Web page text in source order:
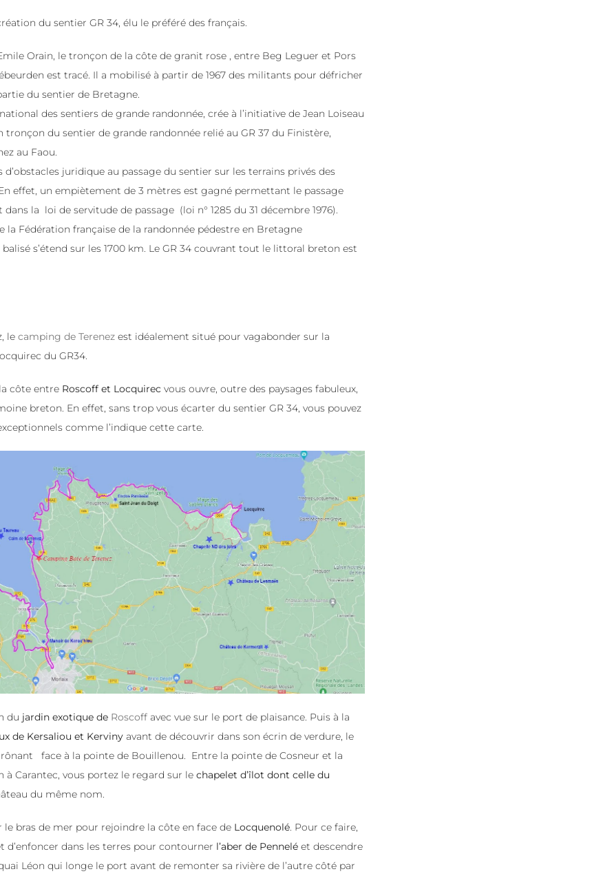
du sentier GR 34, élu le préféré des français.
Orain, le tronçon de la côte de granit rose , entre Beg Leguer et Pors
est tracé. Il a mobilisé à partir de 1967 des militants pour défricher
du sentier de Bretagne.
des sentiers de grande randonnée, crée à l’initiative de Jean Loiseau
tronçon du sentier de grande randonnée relié au GR 37 du Finistère,
au Faou.
d’obstacles juridique au passage du sentier sur les terrains privés des
effet, un empiètement de 3 mètres est gagné permettant le passage
la loi de servitude de passage (loi n° 1285 du 31 décembre 1976).
la Fédération française de la randonnée pédestre en Bretagne
balisé s’étend sur les 1700 km. Le GR 34 couvrant tout le littoral breton est
le camping de Terenez est idéalement situé pour vagabonder sur la
du GR34.
côte entre Roscoff et Locquirec vous ouvre, outre des paysages fabuleux,
breton. En effet, sans trop vous écarter du sentier GR 34, vous pouvez
comme l’indique cette carte.
du jardin exotique de Roscoff avec vue sur le port de plaisance. Puis à la
de Kersaliou et Kerviny avant de découvrir dans son écrin de verdure, le
face à la pointe de Bouillenou. Entre la pointe de Cosneur et la
à Carantec, vous portez le regard sur lechapelet d’îlot dont celle du
du même nom.
le bras de mer pour rejoindre la côte en face de Locquenolé. Pour ce faire,
dans les terres pour contourner l’aber de Pennelé et descendre
Léon qui longe le port avant de remonter sa rivière de l’autre côté par